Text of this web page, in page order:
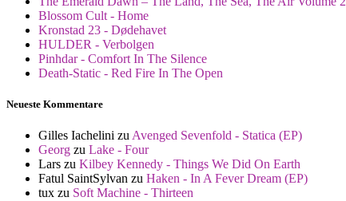
Blossom Cult - Home
Kronstad 23 - Dødehavet
HULDER - Verbolgen
Pinhdar - Comfort In The Silence
Death-Static - Red Fire In The Open
Neueste Kommentare
Gilles Iachelini zu Avenged Sevenfold - Statica (EP)
Georg zu Lake - Four
Lars zu Kilbey Kennedy - Things We Did On Earth
Fatul SaintSylvan zu Haken - In A Fever Dream (EP)
tux zu Soft Machine - Thirteen